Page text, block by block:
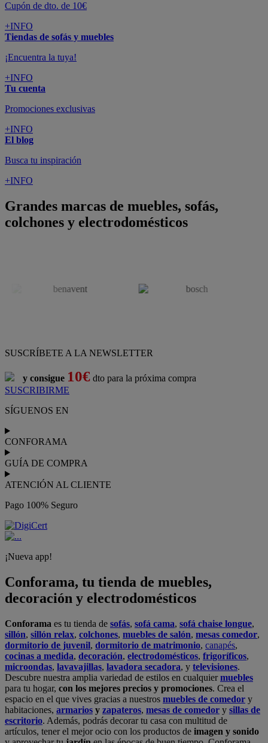
Cupón de dto. de 10€
+INFO
Tiendas de sofás y muebles
¡Encuentra la tuya!
+INFO
Tu cuenta
Promociones exclusivas
+INFO
El blog
Busca tu inspiración
+INFO
Grandes marcas de muebles, sofás,
colchones y electrodomésticos
SUSCRÍBETE A LA NEWSLETTER
y consigue 10€ dto para la próxima compra
SUSCRIBIRME
SÍGUENOS EN
CONFORAMA
GUÍA DE COMPRA
ATENCIÓN AL CLIENTE
Pago 100% Seguro
¡Nueva app!
Conforama, tu tienda de muebles,
decoración y electrodomésticos
Conforama es tu tienda de sofás, sofá cama, sofá chaise longue,
sillón, sillón relax, colchones, muebles de salón, mesas comedor,
dormitorio de juvenil, dormitorio de matrimonio, canapés,
cocinas a medida, decoración, electrodomésticos, frigoríficos,
microondas, lavavajillas, lavadora secadora, y televisiones.
Descubre nuestra amplia variedad de estilos en cualquiermuebles
para tu hogar, con los mejores precios y promociones. Crea el
espacio en el que vives gracias a nuestros muebles de comedor y
habitaciones, armarios y zapateros, mesas de comedor y sillas de
escritorio. Además, podrás decorar tu casa con multitud de
artículos, tener el mejor ocio con los productos de imagen y sonido